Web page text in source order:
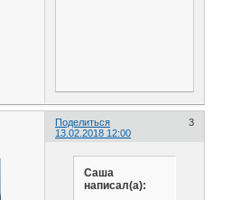
Поделиться
3
13.02.2018 12:00
Саша
написал(а):